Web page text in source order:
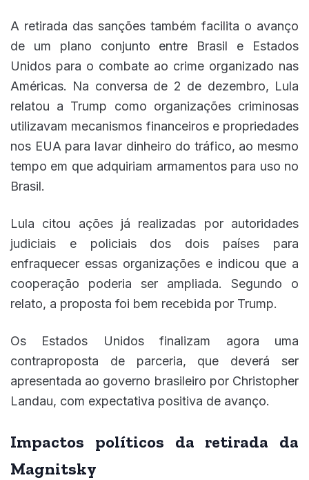
A retirada das sanções também facilita o avanço
de um plano conjunto entre Brasil e Estados
Unidos para o combate ao crime organizado nas
Américas. Na conversa de 2 de dezembro, Lula
relatou a Trump como organizações criminosas
utilizavam mecanismos financeiros e propriedades
nos EUA para lavar dinheiro do tráfico, ao mesmo
tempo em que adquiriam armamentos para uso no
Brasil.
Lula citou ações já realizadas por autoridades
judiciais e policiais dos dois países para
enfraquecer essas organizações e indicou que a
cooperação poderia ser ampliada. Segundo o
relato, a proposta foi bem recebida por Trump.
Os Estados Unidos finalizam agora uma
contraproposta de parceria, que deverá ser
apresentada ao governo brasileiro por Christopher
Landau, com expectativa positiva de avanço.
Impactos políticos da retirada da
Magnitsky